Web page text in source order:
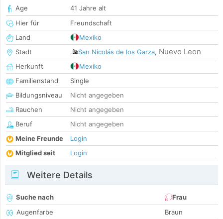
Age
41 Jahre alt
Hier für
Freundschaft
Land
Mexiko
Stadt
San Nicolás de los Garza, Nuevo Leon
Herkunft
Mexiko
Familienstand
Single
Bildungsniveau
Nicht angegeben
Rauchen
Nicht angegeben
Beruf
Nicht angegeben
Meine Freunde
Login
Mitglied seit
Login
Weitere Details
Suche nach
Frau
Augenfarbe
Braun